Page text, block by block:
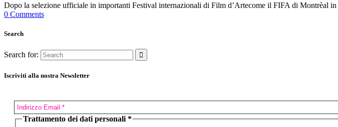
Dopo la selezione ufficiale in importanti Festival internazionali di Film d’Artecome il FIFA di Montrèal
0 Comments
Search
Search for:
Iscriviti alla nostra Newsletter
Trattamento dei dati personali *